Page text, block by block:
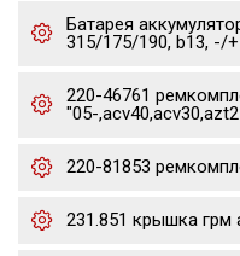
Батарея
315/175/190, b13, -/
220-46761
"05-
220-81853
231.851 крышка грм